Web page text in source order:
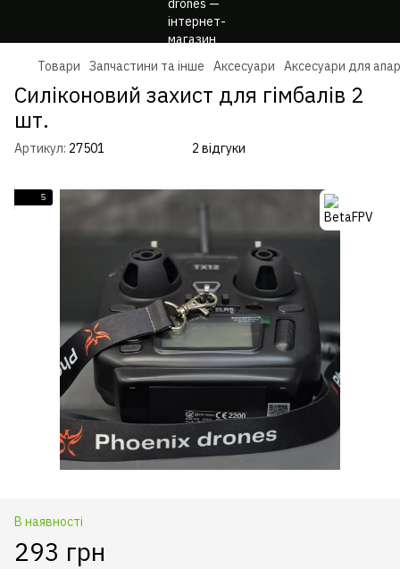
Товари Запчастини та інше Аксесуари Аксесуари для
Силіконовий захист для гімбалів 2
шт.
Артикул: 27501 2 відгуки
5
В наявності
293 грн